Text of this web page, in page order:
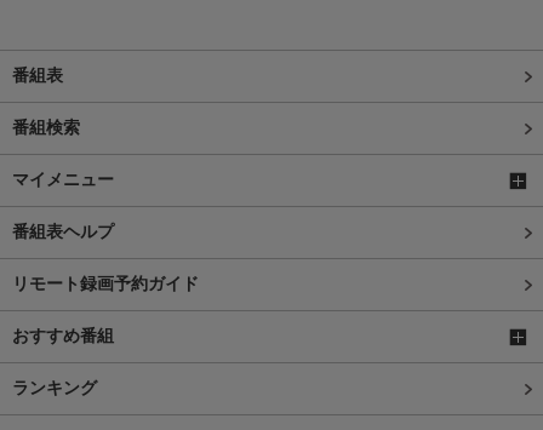
番組表
番組検索
マイメニュー
番組表ヘルプ
リモート録画予約ガイド
おすすめ番組
ランキング